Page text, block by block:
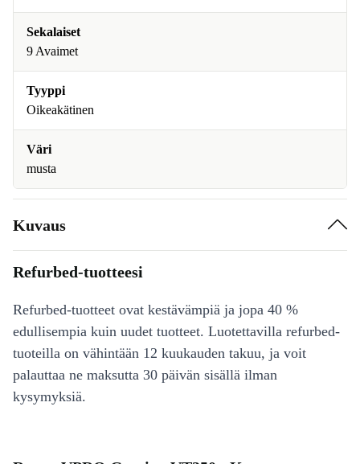
Sekalaiset
9 Avaimet
Tyyppi
Oikeakätinen
Väri
musta
Kuvaus
Refurbed-tuotteesi
Refurbed-tuotteet ovat kestävämpiä ja jopa 40 %
edullisempia kuin uudet tuotteet. Luotettavilla refurbed-
tuoteilla on vähintään 12 kuukauden takuu, ja voit
palauttaa ne maksutta 30 päivän sisällä ilman
kysymyksiä.